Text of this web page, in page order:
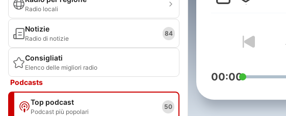
Radio locali
Notizie
Radio di notizie
84
Consigliati
Elenco delle migliori radio
Podcasts
Top podcast
Podcast più popolari
50
00:00